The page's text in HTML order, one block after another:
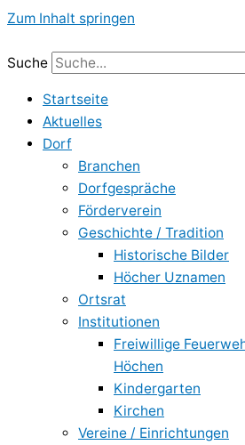
Zum Inhalt springen
Suche
Startseite
Aktuelles
Dorf
Branchen
Dorfgespräche
Förderverein
Geschichte / Tradition
Historische Bilder
Höcher Uznamen
Ortsrat
Institutionen
Freiwillige
Höchen
Kindergarten
Kirchen
Vereine / Einrichtungen